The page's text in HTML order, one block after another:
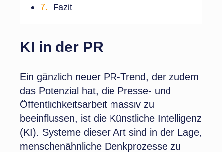
Fazit
KI in der PR
Ein gänzlich neuer PR-Trend, der zudem
das Potenzial hat, die Presse- und
Öffentlichkeitsarbeit massiv zu
beeinflussen, ist die Künstliche Intelligenz
(KI). Systeme dieser Art sind in der Lage,
menschenähnliche Denkprozesse zu